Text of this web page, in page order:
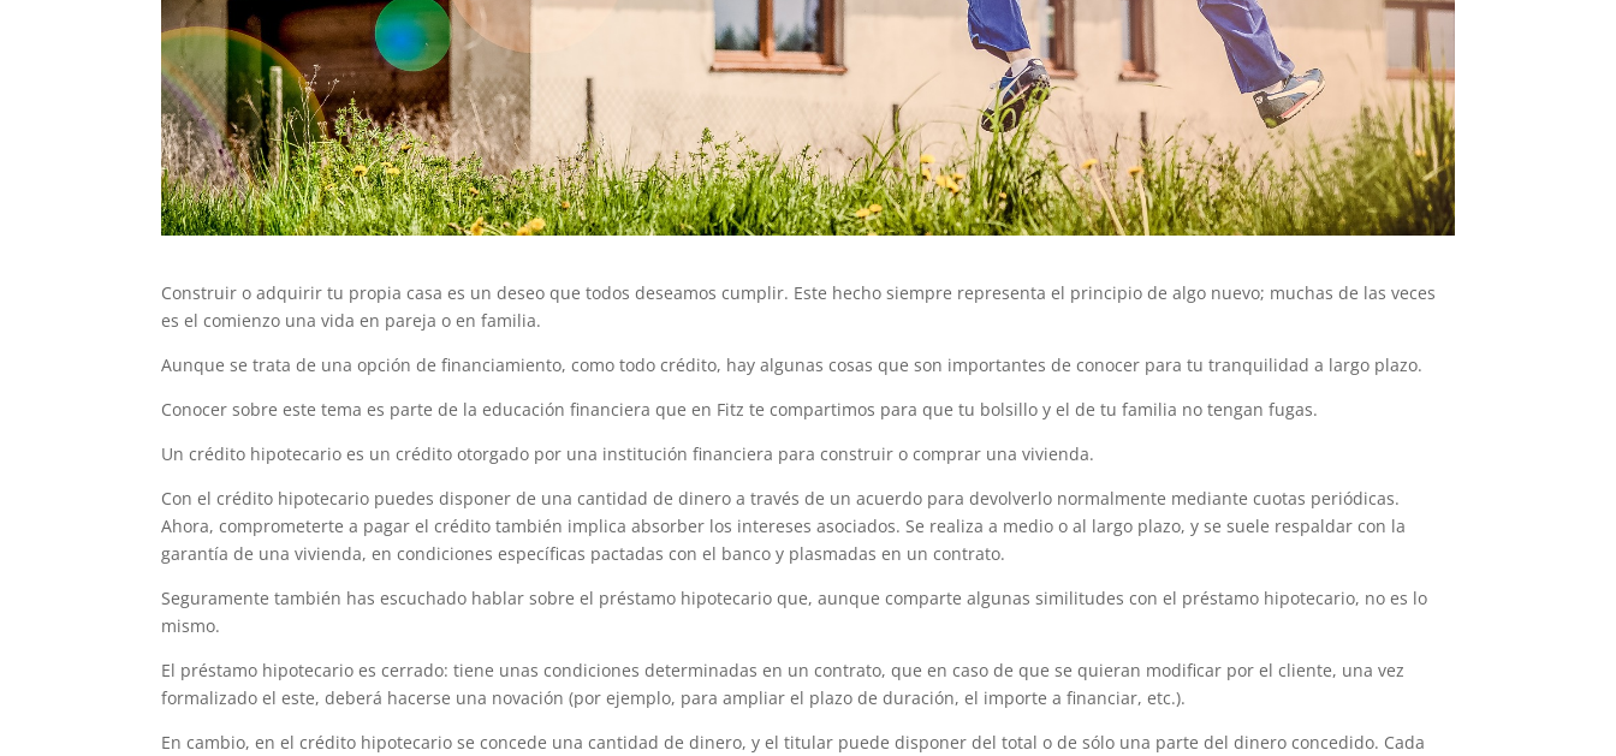
Construir o adquirir tu propia casa es un deseo que todos deseamos cumplir. Este hecho siempre representa el principio de algo nuevo; muchas de las veces
es el comienzo una vida en pareja o en familia.
Aunque se trata de una opción de financiamiento, como todo crédito, hay algunas cosas que son importantes de conocer para tu tranquilidad a largo plazo.
Conocer sobre este tema es parte de la educación financiera que en Fitz te compartimos para que tu bolsillo y el de tu familia no tengan fugas.
Un crédito hipotecario es un crédito otorgado por una institución financiera para construir o comprar una vivienda.
Con el crédito hipotecario puedes disponer de una cantidad de dinero a través de un acuerdo para devolverlo normalmente mediante cuotas periódicas.
Ahora, comprometerte a pagar el crédito también implica absorber los intereses asociados. Se realiza a medio o al largo plazo, y se suele respaldar con la
garantía de una vivienda, en condiciones específicas pactadas con el banco y plasmadas en un contrato.
Seguramente también has escuchado hablar sobre el préstamo hipotecario que, aunque comparte algunas similitudes con el préstamo hipotecario, no es lo
mismo.
El préstamo hipotecario es cerrado: tiene unas condiciones determinadas en un contrato, que en caso de que se quieran modificar por el cliente, una vez
formalizado el este, deberá hacerse una novación (por ejemplo, para ampliar el plazo de duración, el importe a financiar, etc.).
En cambio, en el crédito hipotecario se concede una cantidad de dinero, y el titular puede disponer del total o de sólo una parte del dinero concedido. Cada